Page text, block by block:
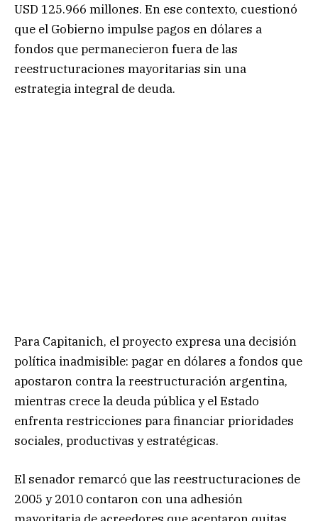
USD 125.966 millones. En ese contexto, cuestionó
que el Gobierno impulse pagos en dólares a
fondos que permanecieron fuera de las
reestructuraciones mayoritarias sin una
estrategia integral de deuda.
Para Capitanich, el proyecto expresa una decisión
política inadmisible: pagar en dólares a fondos que
apostaron contra la reestructuración argentina,
mientras crece la deuda pública y el Estado
enfrenta restricciones para financiar prioridades
sociales, productivas y estratégicas.
El senador remarcó que las reestructuraciones de
2005 y 2010 contaron con una adhesión